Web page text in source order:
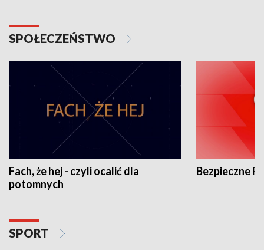
SPOŁECZEŃSTWO
Fach, że hej - czyli ocalić dla
potomnych
Bezpieczne
SPORT